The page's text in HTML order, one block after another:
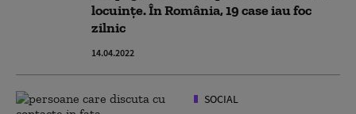
locuințe. În România, 19 case iau foc
zilnic
14.04.2022
SOCIAL